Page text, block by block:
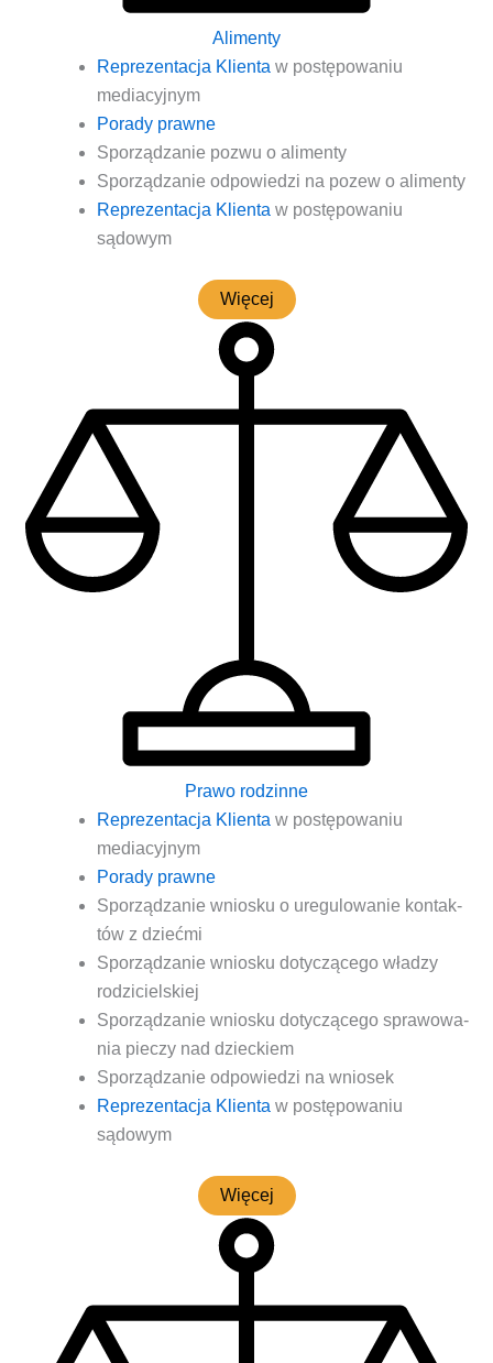
Alimenty
Repre­zen­ta­cja Klien­ta w postę­po­wa­niu
mediacyjnym
Pora­dy prawne
Spo­rzą­dza­nie pozwu o alimenty
Spo­rzą­dza­nie odpo­wie­dzi na pozew o alimenty
Repre­zen­ta­cja Klien­ta w postę­po­wa­niu
sądowym
Wię­cej
Prawo rodzinne
Repre­zen­ta­cja Klien­ta w postę­po­wa­niu
mediacyjnym
Pora­dy prawne
Spo­rzą­dza­nie wnio­sku o ure­gu­lo­wa­nie kon­tak­
tów z dziećmi
Spo­rzą­dza­nie wnio­sku doty­czą­ce­go wła­dzy
rodzicielskiej
Spo­rzą­dza­nie wnio­sku doty­czą­ce­go spra­wo­wa­
nia pie­czy nad dzieckiem
Spo­rzą­dza­nie odpo­wie­dzi na wniosek
Repre­zen­ta­cja Klien­ta w postę­po­wa­niu
sądowym
Wię­cej